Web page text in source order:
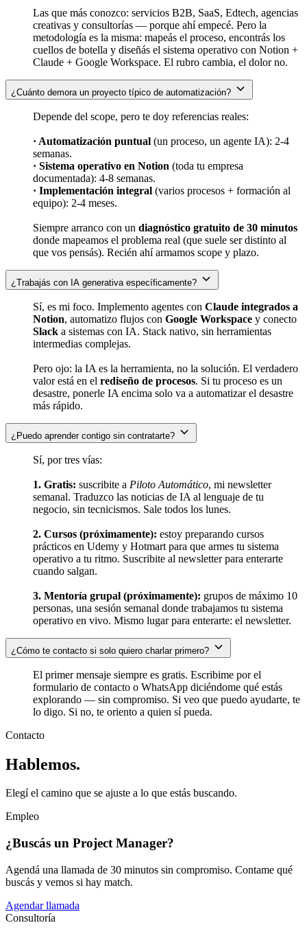
Las que más conozco: servicios B2B, SaaS, Edtech, agencias
creativas y consultorías — porque ahí empecé. Pero la
metodología es la misma: mapeás el proceso, encontrás los
cuellos de botella y diseñás el sistema operativo con Notion +
Claude + Google Workspace. El rubro cambia, el dolor no.
¿Cuánto demora un proyecto típico de automatización?
Depende del scope, pero te doy referencias reales:
· Automatización puntual (un proceso, un agente IA): 2-4
semanas.
· Sistema operativo en Notion (toda tu empresa
documentada): 4-8 semanas.
· Implementación integral (varios procesos + formación al
equipo): 2-4 meses.
Siempre arranco con un diagnóstico gratuito de 30 minutos
donde mapeamos el problema real (que suele ser distinto al
que vos pensás). Recién ahí armamos scope y plazo.
¿Trabajás con IA generativa específicamente?
Sí, es mi foco. Implemento agentes con Claude integrados a
Notion, automatizo flujos con Google Workspace y conecto
Slack a sistemas con IA. Stack nativo, sin herramientas
intermedias complejas.
Pero ojo: la IA es la herramienta, no la solución. El verdadero
valor está en el rediseño de procesos. Si tu proceso es un
desastre, ponerle IA encima solo va a automatizar el desastre
más rápido.
¿Puedo aprender contigo sin contratarte?
Sí, por tres vías:
1. Gratis: suscribite a Piloto Automático, mi newsletter
semanal. Traduzco las noticias de IA al lenguaje de tu
negocio, sin tecnicismos. Sale todos los lunes.
2. Cursos (próximamente): estoy preparando cursos
prácticos en Udemy y Hotmart para que armes tu sistema
operativo a tu ritmo. Suscribite al newsletter para enterarte
cuando salgan.
3. Mentoría grupal (próximamente): grupos de máximo 10
personas, una sesión semanal donde trabajamos tu sistema
operativo en vivo. Mismo lugar para enterarte: el newsletter.
¿Cómo te contacto si solo quiero charlar primero?
El primer mensaje siempre es gratis. Escribime por el
formulario de contacto o WhatsApp diciéndome qué estás
explorando — sin compromiso. Si veo que puedo ayudarte, te
lo digo. Si no, te oriento a quien sí pueda.
Contacto
Hablemos.
Elegí el camino que se ajuste a lo que estás buscando.
Empleo
¿Buscás un Project Manager?
Agendá una llamada de 30 minutos sin compromiso. Contame qué
buscás y vemos si hay match.
Agendar llamada
Consultoría